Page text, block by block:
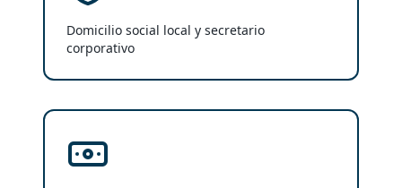
Domicilio social local y secretario
corporativo